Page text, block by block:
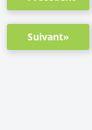
Suivant»